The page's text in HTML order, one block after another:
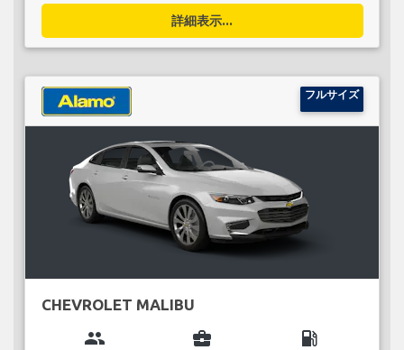
詳細表示...
フルサイズ
CHEVROLET MALIBU
group business_center local_gas_station